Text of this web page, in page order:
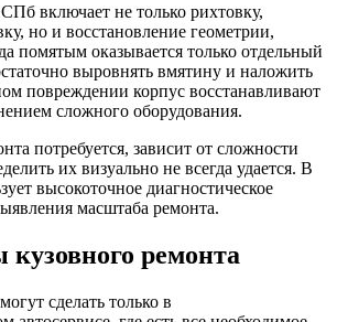
включает не только рихтовку,
но и восстановление геометрии,
помятым оказывается только отдельный
выровнять вмятину и наложить
повреждении корпус восстанавливают
сложного оборудования.
потребуется, зависит от сложности
их визуально не всегда удается. В
высокоточное диагностическое
масштаба ремонта.
ремонта
сделать только в